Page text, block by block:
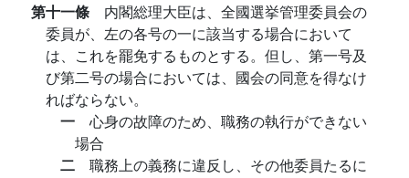
第十一條 内閣総理大臣は、全國選挙管理委員会の
委員が、左の各号の一に該当する場合において
は、これを罷免するものとする。但し、第一号及
び第二号の場合においては、國会の同意を得なけ
ればならない。
一 心身の故障のため、職務の執行ができない
場合
二 職務上の義務に違反し、その他委員たるに